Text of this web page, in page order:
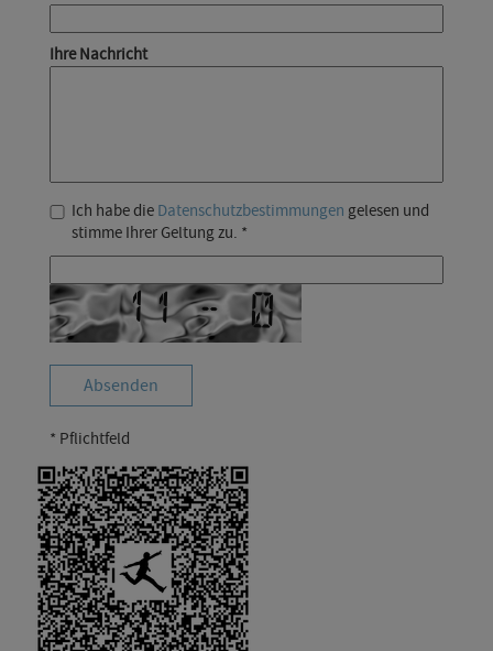
Ihre Nachricht
Ich habe die Datenschutzbestimmungen gelesen und
stimme Ihrer Geltung zu. *
* Pflichtfeld